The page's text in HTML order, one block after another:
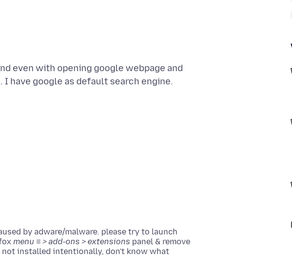
even with opening google webpage and
by adware/malware. please try to launch
menu ≡ > add-ons > extensions panel & remove
installed intentionally, don't know what